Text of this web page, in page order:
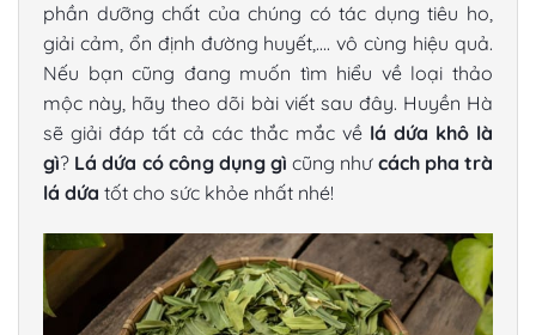
phần dưỡng chất của chúng có tác dụng tiêu ho,
giải cảm, ổn định đường huyết,…. vô cùng hiệu quả.
Nếu bạn cũng đang muốn tìm hiểu về loại thảo
mộc này, hãy theo dõi bài viết sau đây. Huyền Hà
sẽ giải đáp tất cả các thắc mắc về lá dứa khô là
gì? Lá dứa có công dụng gì cũng như cách pha trà
lá dứa tốt cho sức khỏe nhất nhé!